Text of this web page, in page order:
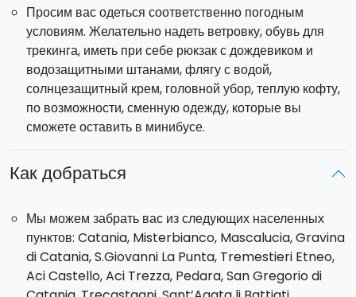
экскурсиивключает пересечение всей расщелины
извержения 1892 года, которое породило серию
кратеров Сильвестрина высоте 2000 метров над
уровнем моря. Во время спуска в минибусе по
направлению к городку Дзафферана Этнеа, мы
остановимся, чтобы зайти внутрь Гротта Кассоне,
прекрасный пример туннеля, образованного течением
лавы. Таким образом, прежде чем мы доберемся до
городка Дзафферана Этнеа на минибусе через Мило,
мы посетим местечко Форнаццо.
и доберется до туристической станции Этна Север
Пьяно Провендзана. Во время этого перемещения
вашему вниманию будут представлены различные типы
лесов, которые меняются в зависимости от высоты, вы
Просим вас одеться соответственно погодным
условиям. Желательно надеть ветровку, обувь для
трекинга, иметь при себе рюкзак с дождевиком и
водозащитными штанами, флягу с водой,
солнцезащитный крем, головной убор, теплую кофту,
по возможности, сменную одежду, которые вы
сможете оставить в минибусе.
Как добраться
Мы можем забрать вас из следующих населенных
пунктов: Catania, Misterbianco, Mascalucia, Gravina
di Catania, S.Giovanni La Punta, Tremestieri Etneo,
Aci Castello, Aci Trezza, Pedara, San Gregorio di